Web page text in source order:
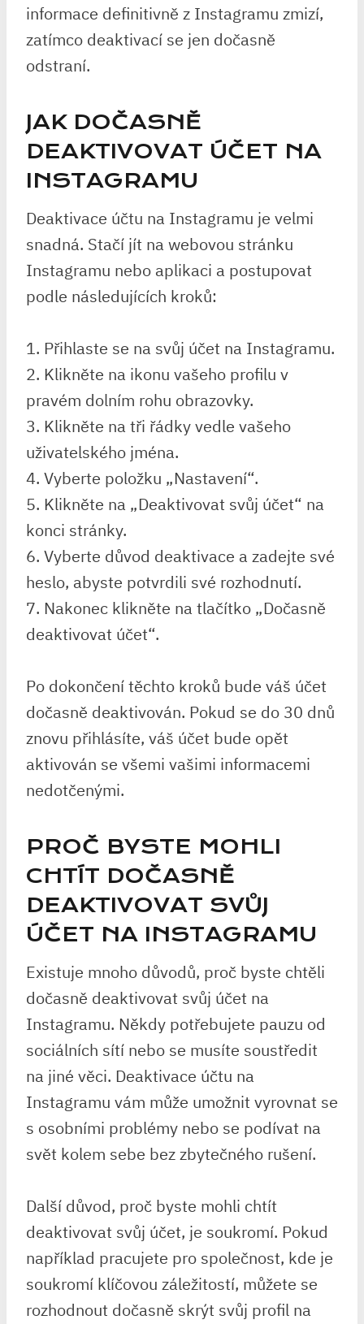
informace definitivně z Instagramu zmizí,
zatímco deaktivací se jen dočasně
odstraní.
JAK DOČASNĚ
DEAKTIVOVAT ÚČET NA
INSTAGRAMU
Deaktivace účtu na Instagramu je velmi
snadná. Stačí jít na webovou stránku
Instagramu nebo aplikaci a postupovat
podle následujících kroků:
1. Přihlaste se na svůj účet na Instagramu.
2. Klikněte na ikonu vašeho profilu v
pravém dolním rohu obrazovky.
3. Klikněte na tři řádky vedle vašeho
uživatelského jména.
4. Vyberte položku „Nastavení“.
5. Klikněte na „Deaktivovat svůj účet“ na
konci stránky.
6. Vyberte důvod deaktivace a zadejte své
heslo, abyste potvrdili své rozhodnutí.
7. Nakonec klikněte na tlačítko „Dočasně
deaktivovat účet“.
Po dokončení těchto kroků bude váš účet
dočasně deaktivován. Pokud se do 30 dnů
znovu přihlásíte, váš účet bude opět
aktivován se všemi vašimi informacemi
nedotčenými.
PROČ BYSTE MOHLI
CHTÍT DOČASNĚ
DEAKTIVOVAT SVŮJ
ÚČET NA INSTAGRAMU
Existuje mnoho důvodů, proč byste chtěli
dočasně deaktivovat svůj účet na
Instagramu. Někdy potřebujete pauzu od
sociálních sítí nebo se musíte soustředit
na jiné věci. Deaktivace účtu na
Instagramu vám může umožnit vyrovnat se
s osobními problémy nebo se podívat na
svět kolem sebe bez zbytečného rušení.
Další důvod, proč byste mohli chtít
deaktivovat svůj účet, je soukromí. Pokud
například pracujete pro společnost, kde je
soukromí klíčovou záležitostí, můžete se
rozhodnout dočasně skrýt svůj profil na